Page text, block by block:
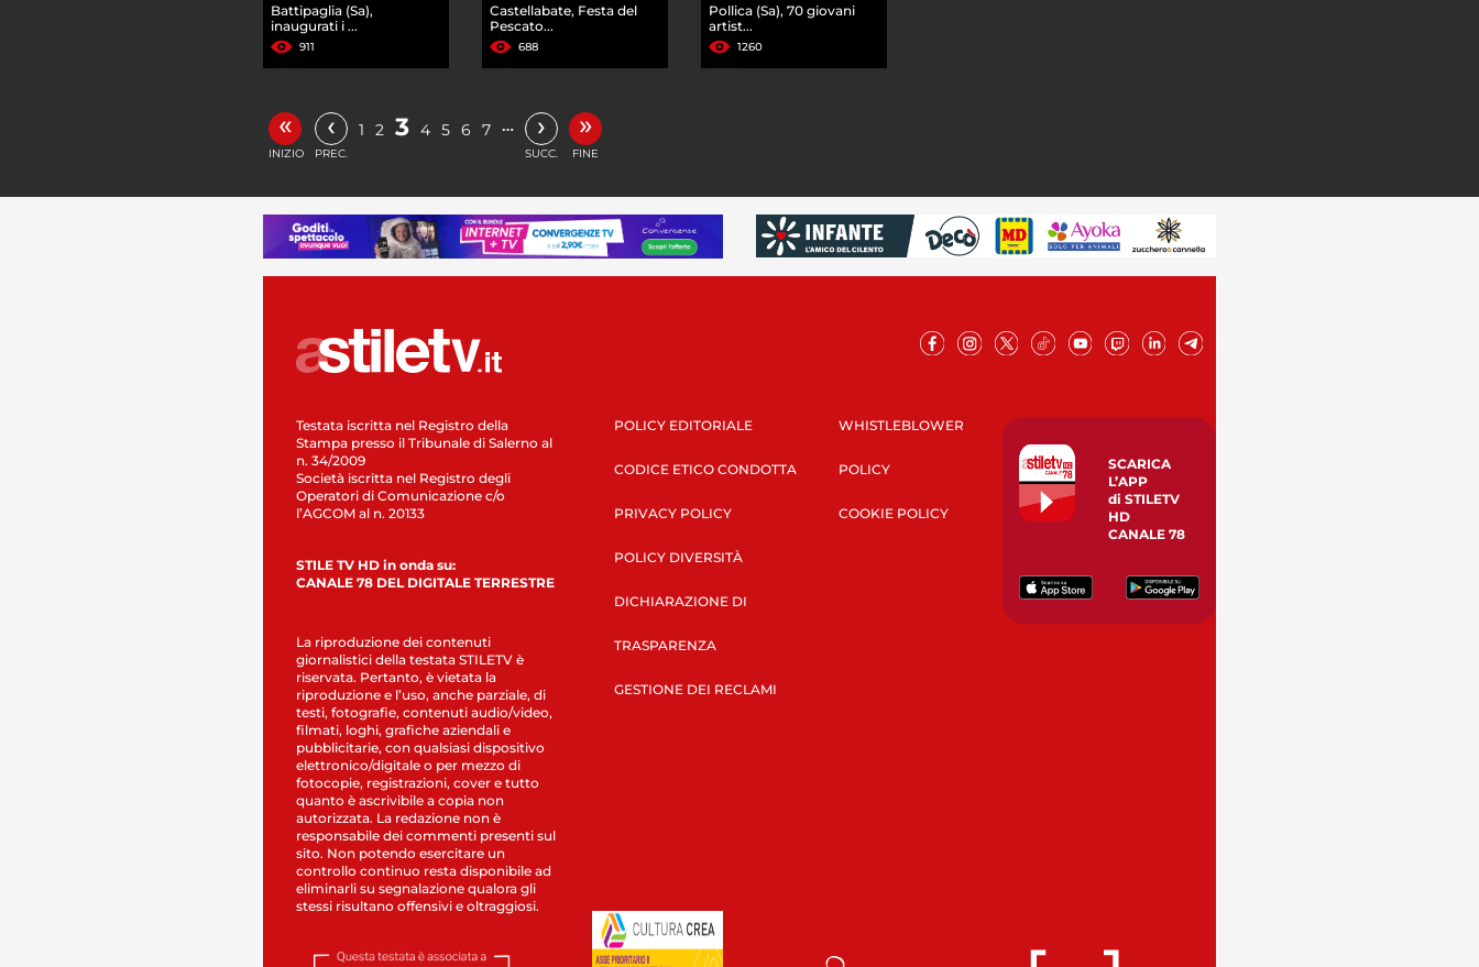
Battipaglia (Sa),
inaugurati i ...
911
Castellabate, Festa del
Pescato...
688
Pollica (Sa), 70 giovani
artist...
1260
«
INIZIO
‹
PREC.
1 2 3 4 5 6 7 … ›
SUCC.
»
FINE
Testata iscritta nel Registro della
Stampa presso il Tribunale di Salerno al
n. 34/2009
Società iscritta nel Registro degli
Operatori di Comunicazione c/o
l’AGCOM al n. 20133
STILE TV HD in onda su:
CANALE 78 DEL DIGITALE TERRESTRE
La riproduzione dei contenuti
giornalistici della testata STILETV è
riservata. Pertanto, è vietata la
riproduzione e l’uso, anche parziale, di
testi, fotografie, contenuti audio/video,
filmati, loghi, grafiche aziendali e
pubblicitarie, con qualsiasi dispositivo
elettronico/digitale o per mezzo di
fotocopie, registrazioni, cover e tutto
quanto è ascrivibile a copia non
autorizzata. La redazione non è
responsabile dei commenti presenti sul
sito. Non potendo esercitare un
controllo continuo resta disponibile ad
eliminarli su segnalazione qualora gli
stessi risultano offensivi e oltraggiosi.
POLICY EDITORIALE
CODICE ETICO CONDOTTA
PRIVACY POLICY
POLICY DIVERSITÀ
DICHIARAZIONE DI
TRASPARENZA
GESTIONE DEI RECLAMI
WHISTLEBLOWER
POLICY
COOKIE POLICY
SCARICA
L’APP
di STILETV
HD
CANALE 78